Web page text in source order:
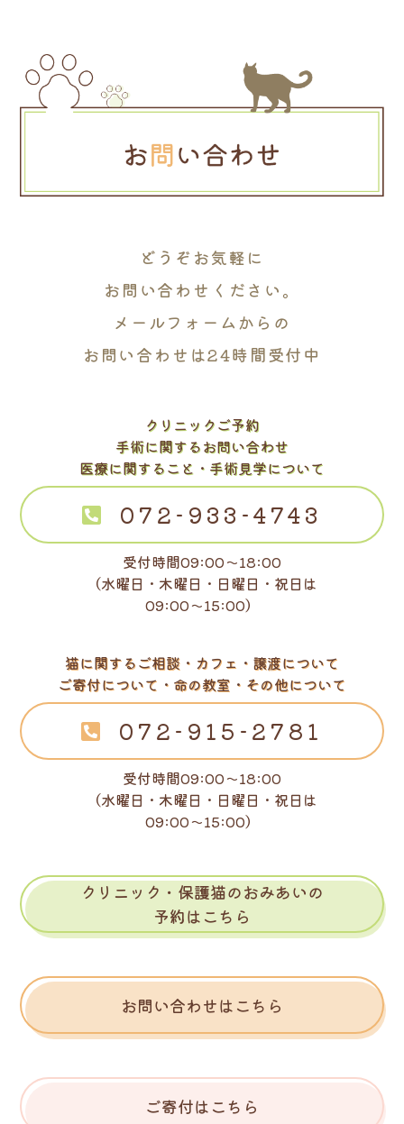
どうぞお気軽に
お問い合わせください。
メールフォームからの
お問い合わせは24時間受付中
クリニックご予約
手術に関するお問い合わせ
医療に関すること・手術見学について
072-933-4743
受付時間09:00～18:00
（水曜日・木曜日・日曜日・祝日は
09:00～15:00）
猫に関するご相談・カフェ・譲渡について
ご寄付について・命の教室・その他について
072-915-2781
受付時間09:00～18:00
（水曜日・木曜日・日曜日・祝日は
09:00～15:00）
クリニック・保護猫のおみあいの
予約はこちら
お問い合わせはこちら
ご寄付はこちら